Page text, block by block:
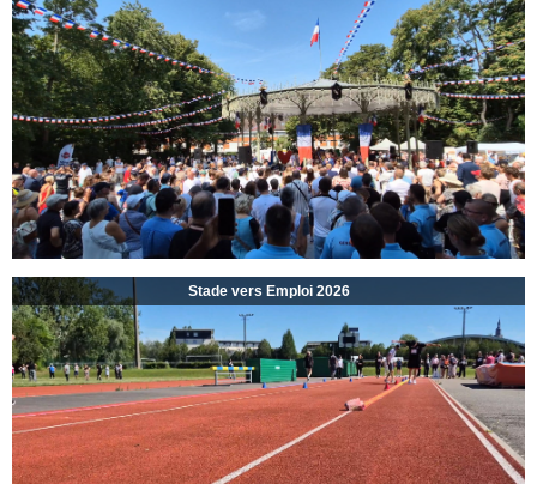
Stade vers Emploi 2026